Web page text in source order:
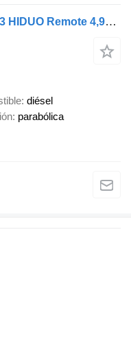
Volvo FMX 330 4X2 HIAB 122 B-3 HIDUO Remote 4,90m WB Euro 6
diésel
parabólica